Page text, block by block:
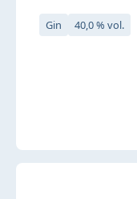
Gin 40,0 % vol.